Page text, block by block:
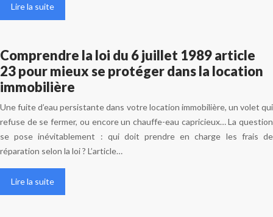
Lire la suite
Comprendre la loi du 6 juillet 1989 article
23 pour mieux se protéger dans la location
immobilière
Une fuite d’eau persistante dans votre location immobilière, un volet qui
refuse de se fermer, ou encore un chauffe-eau capricieux… La question
se pose inévitablement : qui doit prendre en charge les frais de
réparation selon la loi ? L’article…
Lire la suite